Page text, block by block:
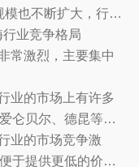
模也不断扩大，行业
根据市场监测机构的
年底，中国β-葡聚
而2018年同期市场
随着中国经济的发
业的市场规模还将
场前景广阔。
业竞争格局
激烈，主要集中
的市场上有许多
仑贝尔、德昆等，
品牌知名度，为消
的市场竞争激
于提供更低的价